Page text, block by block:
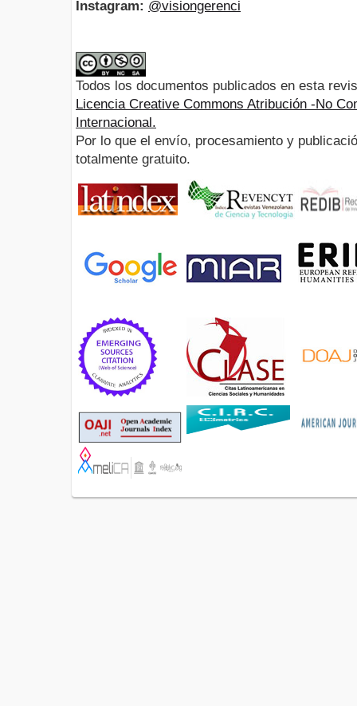
Instagram: @visiongerenci
Todos los documentos publicados en esta
Licencia Creative Commons Atribución -No
Internacional.
Por lo que el envío, procesamiento y
totalmente gratuito.